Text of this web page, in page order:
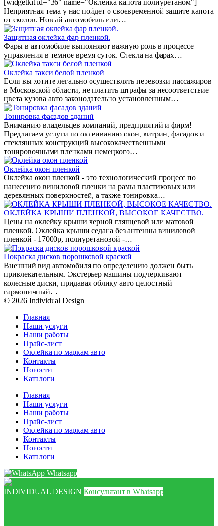
[widgetkit id="36" name="Оклейка капота полиуретаном"]
Неприятная тема у нас пойдет о своевременной защите капота
от сколов. Новый автомобиль или…
Защитная оклейка фар пленкой.
Фары в автомобиле выполняют важную роль в процессе
управления в темное время суток. Стекла на фарах…
Оклейка такси белой пленкой
Если вы хотите легально осуществлять перевозки пассажиров
в Московской области, не платить штрафы за несоответствие
цвета кузова авто законодательно установленным…
Тонировка фасадов зданий
Вниманию владельцев компаний, предприятий и фирм!
Предлагаем услуги по оклеиванию окон, витрин, фасадов и
стеклянных конструкций высококачественными
тонировочными пленками немецкого…
Оклейка окон пленкой
Оклейка окон пленкой - это технологический процесс по
нанесению виниловой пленки на рамы пластиковых или
деревянных поверхностей, а также тонировка…
ОКЛЕЙКА КРЫШИ ПЛЕНКОЙ, ВЫСОКОЕ КАЧЕСТВО.
Цены на оклейку крыши черной глянцевой или матовой
пленкой. Оклейка крыши седана без антенны виниловой
пленкой - 17000р, полиуретановой -…
Покраска дисков порошковой краской
Внешний вид автомобиля по определению должен быть
привлекательным. Экстерьер машины подчеркивают
колесные диски, придавая облику авто целостный
гармоничный…
© 2026 Individual Design
Главная
Наши услуги
Наши работы
Прайс-лист
Оклейка по маркам авто
Контакты
Новости
Каталоги
Главная
Наши услуги
Наши работы
Прайс-лист
Оклейка по маркам авто
Контакты
Новости
Каталоги
Whatsapp
INDIVIDUAL DESIGN Консультант в Whatsapp